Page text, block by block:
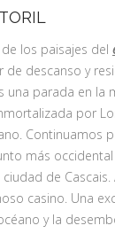
los paisajes del
de descanso y
una parada en la
por
Continuamos
más
de
casino. Una
y la